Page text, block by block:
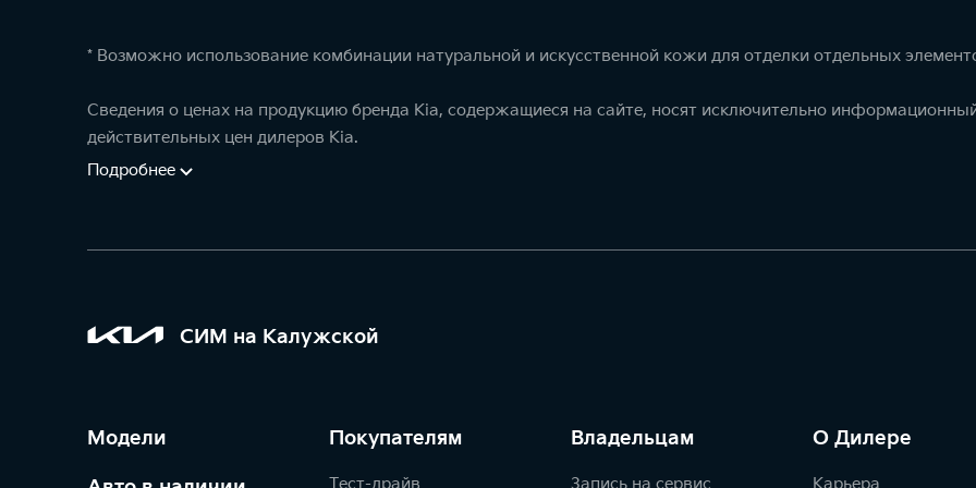
* Возможно использование комбинации натуральной и искусственной кожи для отделки отдельных
Сведения о ценах на продукцию бренда Kia, содержащиеся на сайте, носят исключительно
действительных цен дилеров Kia.
Подробнее
СИМ на Калужской
Модели Покупателям Владельцам О Дилере